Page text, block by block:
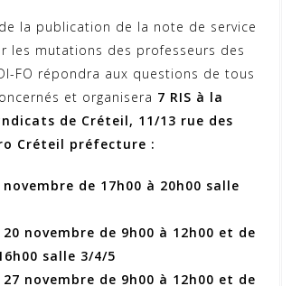
la publication de la note de service
les mutations des professeurs des
FO répondra aux questions de tous
et organisera 7 RIS à la
de Créteil, 11/13 rue des
Créteil préfecture :
de 17h00 à 20h00 salle
novembre de 9h00 à 12h00 et de
salle 3/4/5
novembre de 9h00 à 12h00 et de